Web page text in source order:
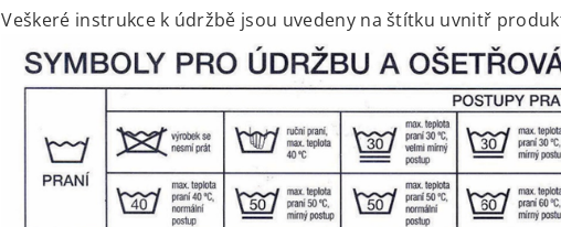
Veškeré instrukce k údržbě jsou uvedeny na štítku uvnitř